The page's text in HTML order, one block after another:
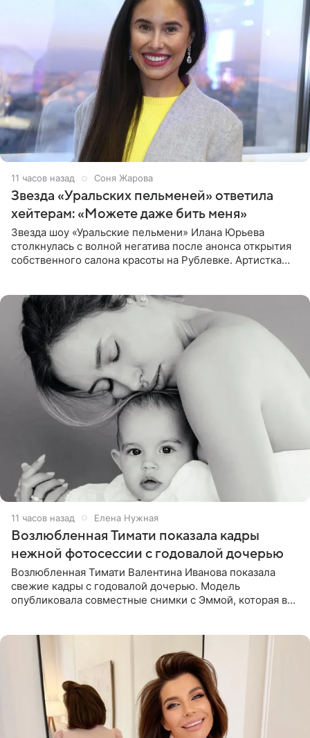
11 часов назад Соня Жарова
Звезда «Уральских пельменей» ответила
хейтерам: «Можете даже бить меня»
Звезда шоу «Уральские пельмени» Илана Юрьева
столкнулась с волной негатива после анонса открытия
собственного салона красоты на Рублевке. Артистка
11 часов назад Елена Нужная
Возлюбленная Тимати показала кадры
нежной фотосессии с годовалой дочерью
Возлюбленная Тимати Валентина Иванова показала
свежие кадры с годовалой дочерью. Модель
опубликовала совместные снимки с Эммой, которая в